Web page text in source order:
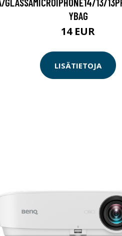
YBAG
14 EUR
LISÄTIETOJA